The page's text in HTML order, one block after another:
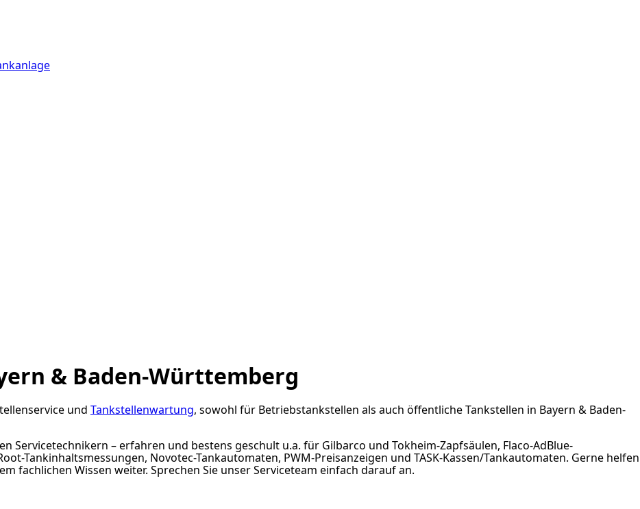
& Baden-Württemberg
und Tankstellenwartung, sowohl für Betriebstankstellen als auch öffentliche Tankstellen in Bayern & Baden-
Servicetechnikern – erfahren und bestens geschult u.a. für Gilbarco und Tokheim-Zapfsäulen, Flaco-AdBlue-
Tankinhaltsmessungen, Novotec-Tankautomaten, PWM-Preisanzeigen und TASK-Kassen/Tankautomaten. Gerne helfen
fachlichen Wissen weiter. Sprechen Sie unser Serviceteam einfach darauf an.